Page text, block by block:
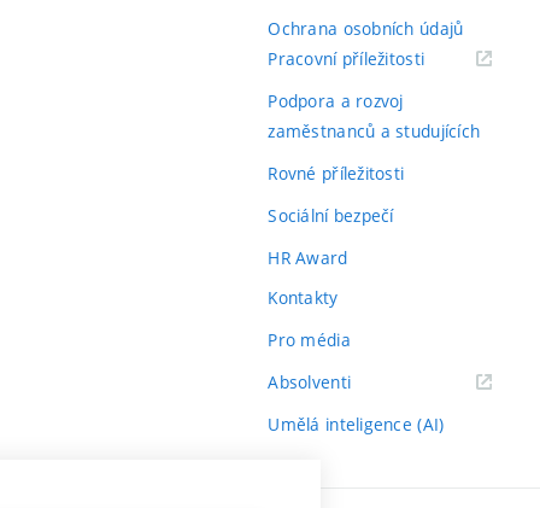
Ochrana osobních údajů
Pracovní příležitosti(externí
Podpora a rozvoj
zaměstnanců a studujících
Rovné příležitosti
Sociální bezpečí
HR Award
Kontakty
Pro média
Absolventi(externí
Umělá inteligence (AI)